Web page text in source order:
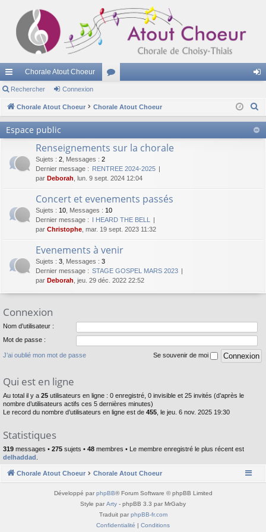
cc
ès
de
Chorale Atout Choeur
u ne
Rechercher Connexion
Chorale Atout Choeur Chorale Atout Choeur
Espace public
Renseignements sur la chorale
Sujets : 2 Messages : 2
Dernier message : RENTREE 2024-2025
par Deborah , lun. 9 sept. 2024 12:04
Concert et evenements passés
Sujets : 10 Messages : 10
Dernier message : I HEARD THE BELL
par Christophe , mar. 19 sept. 2023 11:32
Evenements à venir
Sujets : 3 Messages : 3
Dernier message : STAGE GOSPEL MARS 2023
par Deborah , jeu. 29 déc. 2022 22:52
Connexion
Nom d’utilisateur :
Mot de passe :
J’ai oublié mon mot de passe Se souvenir de moi
Qui est en ligne
Au total il y a 25 utilisateurs en ligne : 0 enregistré, 0 invisible et 25 invités (d’après le
nombre d’utilisateurs actifs ces 5 dernières minutes)
Le record du nombre d’utilisateurs en ligne est de 455 , le jeu. 6 nov. 2025 19:30
Statistiques
319 messages • 275 sujets • 48 membres • Le membre enregistré le plus récent est
delhaddad
Chorale Atout Choeur Chorale Atout Choeur
Développé par phpBB® Forum Software © phpBB Limited
Style par Arty - phpBB 3.3 par MrGaby
Traduit par phpBB-fr.com
Confidentialité
Conditions